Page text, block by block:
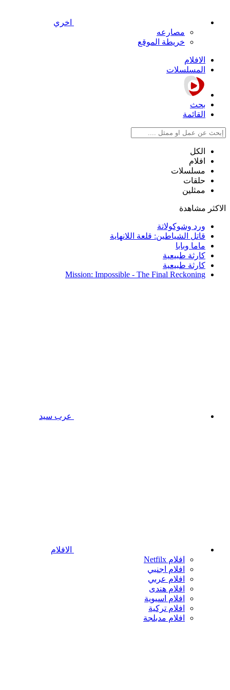
اخري
مصارعه
خريطة الموقع
الافلام
المسلسلات
بحث
القائمة
الكل
افلام
مسلسلات
حلقات
ممثلين
الاكثر مشاهدة
ورد وشوكولاتة
قاتل الشياطين: قلعة اللانهاية
ماما وبابا
كارثة طبيعية
كارثة طبيعية
Mission: Impossible - The Final Reckoning
عرب سيد
الافلام
افلام Netfilx
افلام اجنبي
افلام عربي
افلام هندى
افلام اسيوية
افلام تركية
افلام مدبلجة